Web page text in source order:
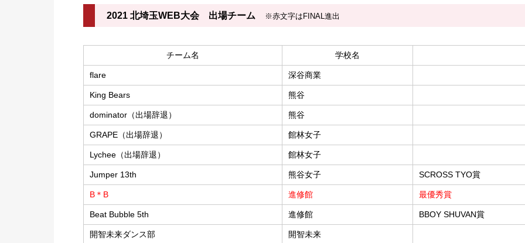
2021 北埼玉WEB大会 出場チーム ※赤文字はFINAL進出
チーム名 学校名
flare 深谷商業
King Bears 熊谷
dominator（出場辞退） 熊谷
GRAPE（出場辞退） 館林女子
Lychee（出場辞退） 館林女子
Jumper 13th 熊谷女子 SCROSS TYO賞
B＊B 進修館 最優秀賞
Beat Bubble 5th 進修館 BBOY SHUVAN賞
開智未来ダンス部 開智未来